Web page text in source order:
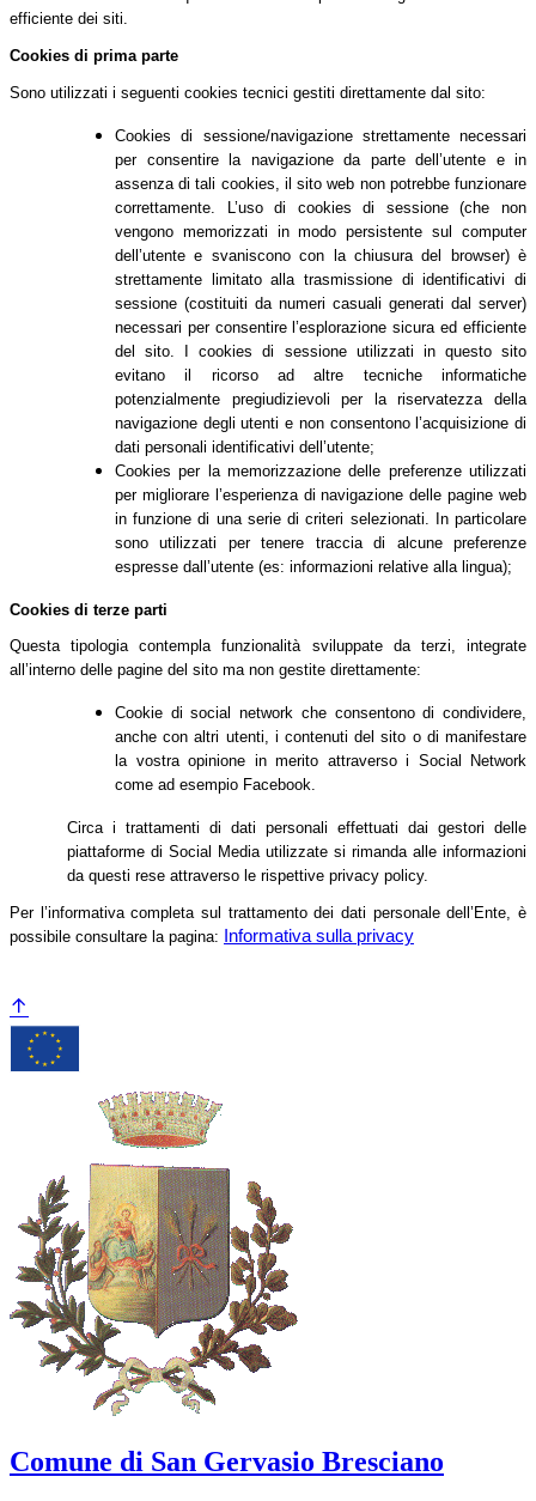
efficiente dei siti.
Cookies di prima parte
Sono utilizzati i seguenti cookies tecnici gestiti direttamente dal sito:
Cookies di sessione/navigazione strettamente necessari
per consentire la navigazione da parte dell’utente e in
assenza di tali cookies, il sito web non potrebbe funzionare
correttamente. L’uso di cookies di sessione (che non
vengono memorizzati in modo persistente sul computer
dell’utente e svaniscono con la chiusura del browser) è
strettamente limitato alla trasmissione di identificativi di
sessione (costituiti da numeri casuali generati dal server)
necessari per consentire l’esplorazione sicura ed efficiente
del sito. I cookies di sessione utilizzati in questo sito
evitano il ricorso ad altre tecniche informatiche
potenzialmente pregiudizievoli per la riservatezza della
navigazione degli utenti e non consentono l’acquisizione di
dati personali identificativi dell’utente;
Cookies per la memorizzazione delle preferenze utilizzati
per migliorare l’esperienza di navigazione delle pagine web
in funzione di una serie di criteri selezionati. In particolare
sono utilizzati per tenere traccia di alcune preferenze
espresse dall’utente (es: informazioni relative alla lingua);
Cookies di terze parti
Questa tipologia contempla funzionalità sviluppate da terzi, integrate
all’interno delle pagine del sito ma non gestite direttamente:
Cookie di social network che consentono di condividere,
anche con altri utenti, i contenuti del sito o di manifestare
la vostra opinione in merito attraverso i Social Network
come ad esempio Facebook.
Circa i trattamenti di dati personali effettuati dai gestori delle
piattaforme di Social Media utilizzate si rimanda alle informazioni
da questi rese attraverso le rispettive privacy policy.
Per l’informativa completa sul trattamento dei dati personale dell’Ente, è
possibile consultare la pagina:
Informativa sulla privacy
Comune di San Gervasio Bresciano